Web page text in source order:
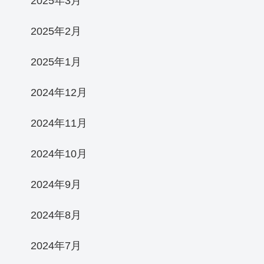
2025年2月
2025年1月
2024年12月
2024年11月
2024年10月
2024年9月
2024年8月
2024年7月